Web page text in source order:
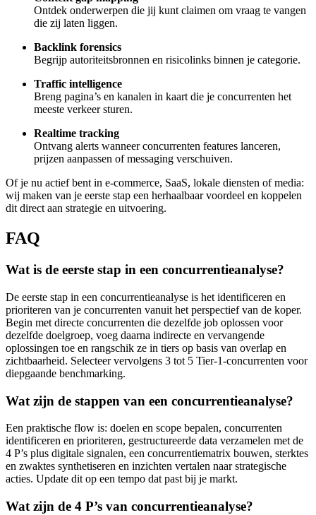
Ontdek onderwerpen die jij kunt claimen om vraag te vangen
die zij laten liggen.
Backlink forensics
Begrijp autoriteitsbronnen en risicolinks binnen je categorie.
Traffic intelligence
Breng pagina’s en kanalen in kaart die je concurrenten het
meeste verkeer sturen.
Realtime tracking
Ontvang alerts wanneer concurrenten features lanceren,
prijzen aanpassen of messaging verschuiven.
Of je nu actief bent in e-commerce, SaaS, lokale diensten of media:
wij maken van je eerste stap een herhaalbaar voordeel en koppelen
dit direct aan strategie en uitvoering.
FAQ
Wat is de eerste stap in een concurrentieanalyse?
De eerste stap in een concurrentieanalyse is het identificeren en
prioriteren van je concurrenten vanuit het perspectief van de koper.
Begin met directe concurrenten die dezelfde job oplossen voor
dezelfde doelgroep, voeg daarna indirecte en vervangende
oplossingen toe en rangschik ze in tiers op basis van overlap en
zichtbaarheid. Selecteer vervolgens 3 tot 5 Tier-1-concurrenten voor
diepgaande benchmarking.
Wat zijn de stappen van een concurrentieanalyse?
Een praktische flow is: doelen en scope bepalen, concurrenten
identificeren en prioriteren, gestructureerde data verzamelen met de
4 P’s plus digitale signalen, een concurrentiematrix bouwen, sterktes
en zwaktes synthetiseren en inzichten vertalen naar strategische
acties. Update dit op een tempo dat past bij je markt.
Wat zijn de 4 P’s van concurrentieanalyse?